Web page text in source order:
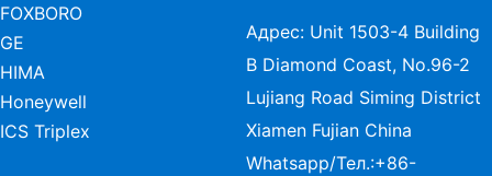
FOXBORO
GE
HIMA
Honeywell
ICS Triplex
Адрес: Unit 1503-4 Building
B Diamond Coast, No.96-2
Lujiang Road Siming District
Xiamen Fujian China
Whatsapp/Тел.:+86-